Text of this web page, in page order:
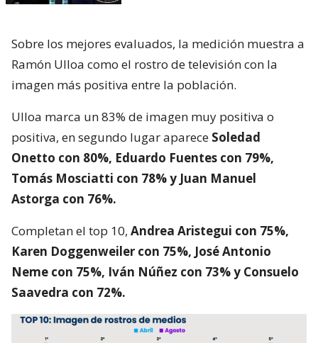
Sobre los mejores evaluados, la medición muestra a
Ramón Ulloa como el rostro de televisión con la
imagen más positiva entre la población.
Ulloa marca un 83% de imagen muy positiva o
positiva, en segundo lugar aparece Soledad
Onetto con 80%, Eduardo Fuentes con 79%,
Tomás Mosciatti con 78% y Juan Manuel
Astorga con 76%.
Completan el top 10, Andrea Aristegui con 75%,
Karen Doggenweiler con 75%, José Antonio
Neme con 75%, Iván Núñez con 73% y Consuelo
Saavedra con 72%.